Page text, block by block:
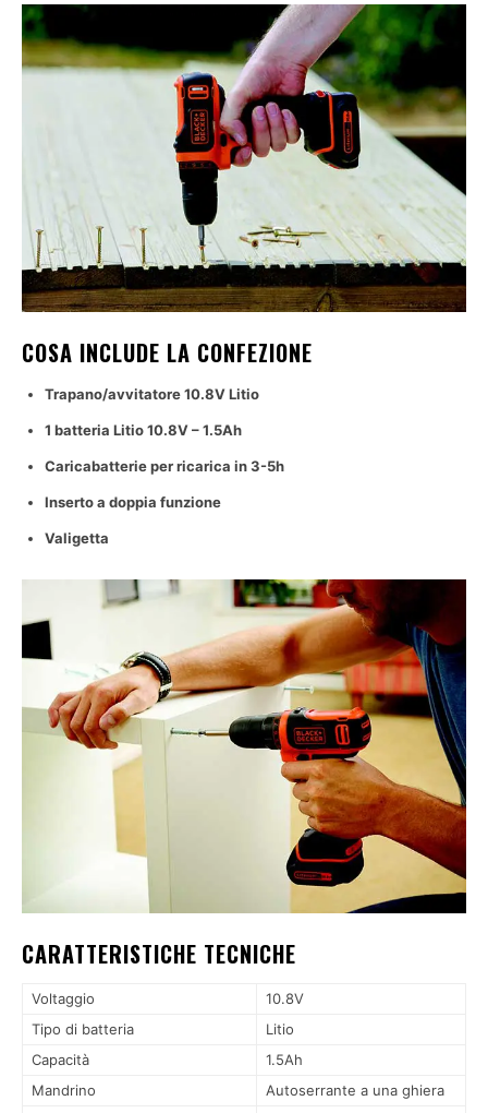
COSA INCLUDE LA CONFEZIONE
Trapano/avvitatore 10.8V Litio
1 batteria Litio 10.8V – 1.5Ah
Caricabatterie per ricarica in 3-5h
Inserto a doppia funzione
Valigetta
CARATTERISTICHE TECNICHE
Voltaggio
10.8V
Tipo di batteria
Litio
Capacità
1.5Ah
Mandrino
Autoserrante a una ghiera